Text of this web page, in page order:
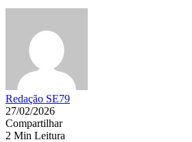
Redação SE79
27/02/2026
Compartilhar
2 Min Leitura